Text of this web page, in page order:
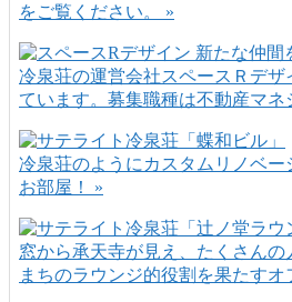
をご覧ください。 »
冷泉荘の運営会社スペースＲデ
ています。募集職種は不動産マ
冷泉荘のようにカスタムリノベ
お部屋！ »
窓から承天寺が見え、たくさん
まちのラウンジ的役割を果たすオ